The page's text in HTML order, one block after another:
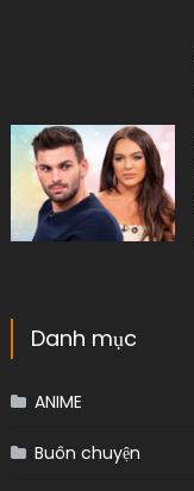
Danh mục
ANIME
Buôn chuyện